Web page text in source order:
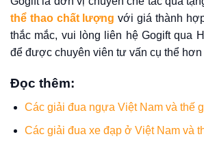
thể thao chất lượng với giá thành
thắc mắc, vui lòng liên hệ Gogift qua
để được chuyên viên tư vấn cụ thể hơn
Đọc thêm:
Các giải đua ngựa Việt Nam và thế
Các giải đua xe đạp ở Việt Nam và